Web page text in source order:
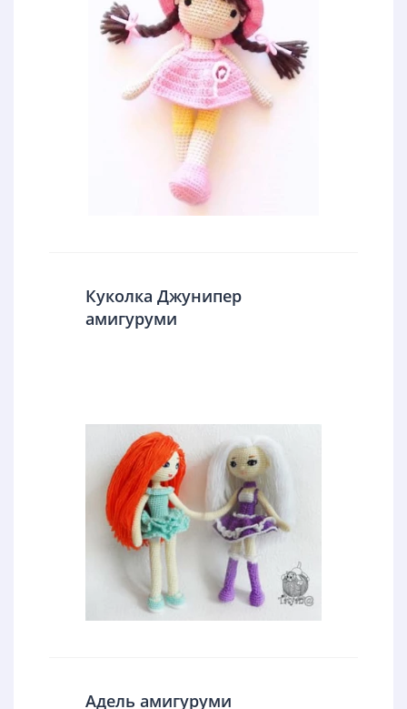
Куколка Джунипер
амигуруми
Адель амигуруми